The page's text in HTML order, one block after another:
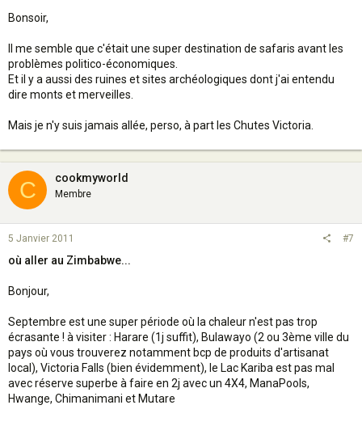
Bonsoir,
Il me semble que c'était une super destination de safaris avant les
problèmes politico-économiques.
Et il y a aussi des ruines et sites archéologiques dont j'ai entendu
dire monts et merveilles.
Mais je n'y suis jamais allée, perso, à part les Chutes Victoria.
C cookmyworld
Membre
5 Janvier 2011 #7
où aller au Zimbabwe...
Bonjour,
Septembre est une super période où la chaleur n'est pas trop
écrasante ! à visiter : Harare (1j suffit), Bulawayo (2 ou 3ème ville du
pays où vous trouverez notamment bcp de produits d'artisanat
local), Victoria Falls (bien évidemment), le Lac Kariba est pas mal
avec réserve superbe à faire en 2j avec un 4X4, ManaPools,
Hwange, Chimanimani et Mutare